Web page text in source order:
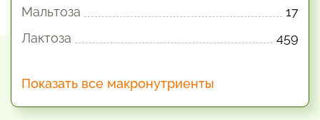
Мальтоза
17
Лактоза
459
Показать все макронутриенты